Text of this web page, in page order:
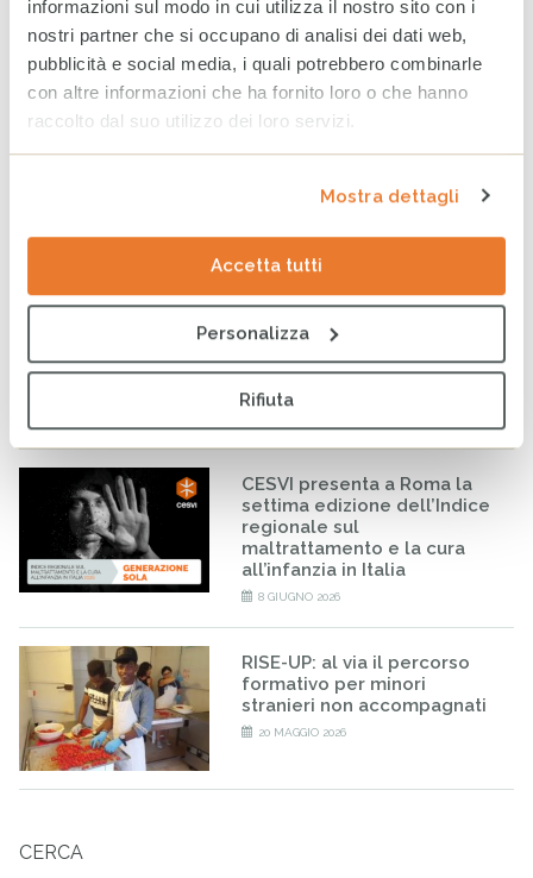
informazioni sul modo in cui utilizza il nostro sito con i
nostri partner che si occupano di analisi dei dati web,
pubblicità e social media, i quali potrebbero combinarle
con altre informazioni che ha fornito loro o che hanno
raccolto dal suo utilizzo dei loro servizi.
Mostra dettagli
Accetta tutti
Personalizza
Rifiuta
per fare la differenza nella
vita di minorenni e famiglie
fragili
24 GIUGNO 2026
Nessun destino è già scritto:
Sorriso in Italia
Sudan: il dramma invisibile
della violenza correlata al
conflitto
19 GIUGNO 2026
CESVI presenta a Roma la
settima edizione dell’Indice
regionale sul
maltrattamento e la cura
all’infanzia in Italia
8 GIUGNO 2026
RISE-UP: al via il percorso
formativo per minori
stranieri non accompagnati
20 MAGGIO 2026
CERCA